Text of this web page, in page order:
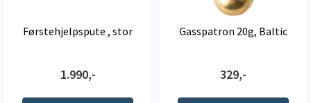
Førstehjelpspute , stor
1.990,-
Gasspatron 20g, Baltic
329,-